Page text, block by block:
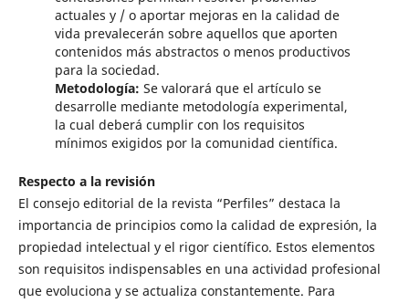
actuales y / o aportar mejoras en la calidad de
vida prevalecerán sobre aquellos que aporten
contenidos más abstractos o menos productivos
para la sociedad.
Metodología: Se valorará que el artículo se
desarrolle mediante metodología experimental,
la cual deberá cumplir con los requisitos
mínimos exigidos por la comunidad científica.
Respecto a la revisión
El consejo editorial de la revista “Perfiles” destaca la
importancia de principios como la calidad de expresión, la
propiedad intelectual y el rigor científico. Estos elementos
son requisitos indispensables en una actividad profesional
que evoluciona y se actualiza constantemente. Para